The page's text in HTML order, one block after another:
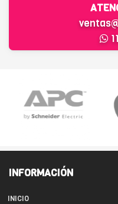
INFORMACIÓN
INICIO